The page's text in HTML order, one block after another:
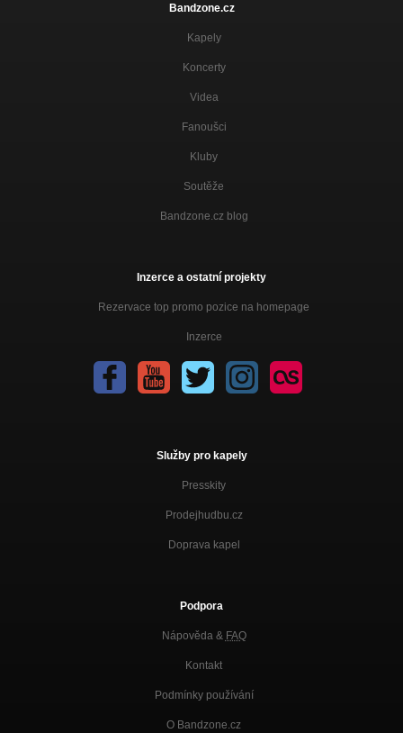
Bandzone.cz
Kapely
Koncerty
Videa
Fanoušci
Kluby
Soutěže
Bandzone.cz blog
Inzerce a ostatní projekty
Rezervace top promo pozice na homepage
Inzerce
Služby pro kapely
Presskity
Prodejhudbu.cz
Doprava kapel
Podpora
Nápověda & FAQ
Kontakt
Podmínky používání
O Bandzone.cz